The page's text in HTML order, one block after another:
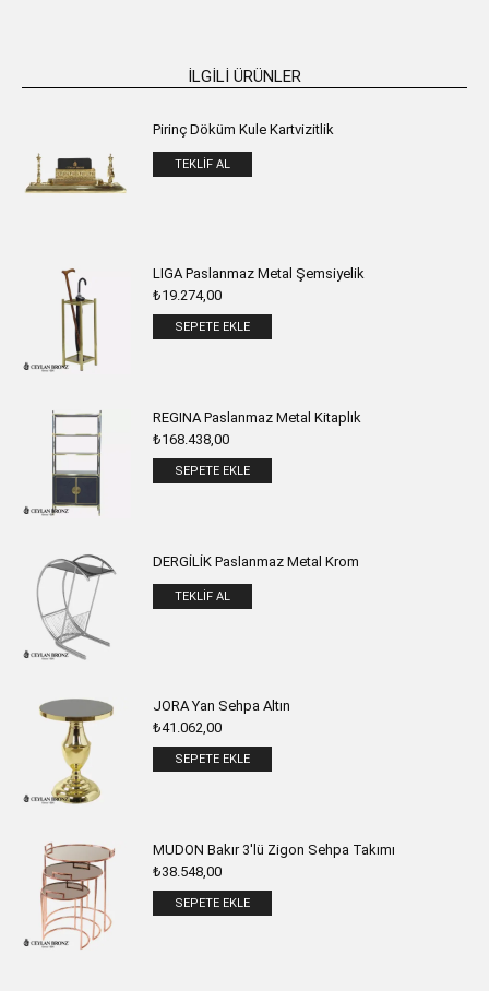
İLGILI ÜRÜNLER
Pirinç Döküm Kule Kartvizitlik
TEKLIF AL
LIGA Paslanmaz Metal Şemsiyelik
₺19.274,00
SEPETE EKLE
REGINA Paslanmaz Metal Kitaplık
₺168.438,00
SEPETE EKLE
DERGİLİK Paslanmaz Metal Krom
TEKLIF AL
JORA Yan Sehpa Altın
₺41.062,00
SEPETE EKLE
MUDON Bakır 3'lü Zigon Sehpa Takımı
₺38.548,00
SEPETE EKLE